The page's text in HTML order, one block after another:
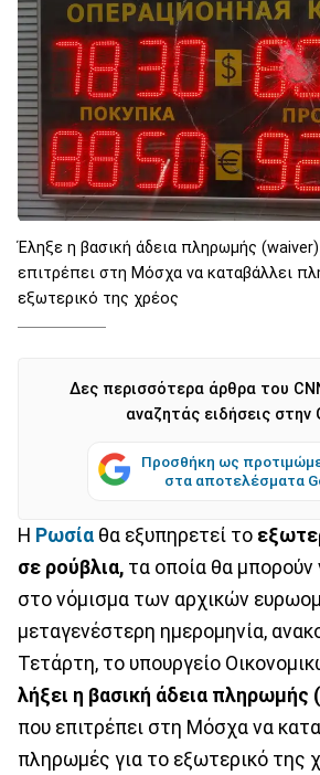
Έληξε η βασική άδεια πληρωμής
επιτρέπει στη Μόσχα να καταβάλλει
εξωτερικό της χρέος
Δες περισσότερα άρθρα του
αναζητάς ειδήσεις στην
Προσθήκη ως
στα αποτελέσματα
Η Ρωσία θα εξυπηρετεί το
σε ρούβλια, τα οποία θα
στο νόμισμα των αρχικών
μεταγενέστερη ημερομηνία,
Τετάρτη, το υπουργείο
λήξει η βασική άδεια
που επιτρέπει στη Μόσχα να
πληρωμές για το εξωτερικό της